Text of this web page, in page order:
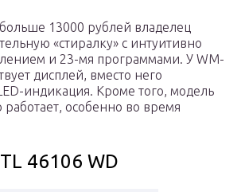
13000 рублей владелец
«стиралку» с интуитивно
и 23-мя программами. У WM-
дисплей, вместо него
индикация. Кроме того, модель
особенно во время
46106 WD